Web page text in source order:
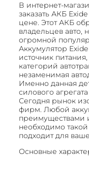
В интернет-
заказать АКБ
цене. Этот АКБ
владельцев авто,
огромной
Аккумулятор
источник
категорий
незаменимая
Именно данная
силового
Сегодня рынок
фирм. Любой
преимуществами
необходимо
подходит для
Основные